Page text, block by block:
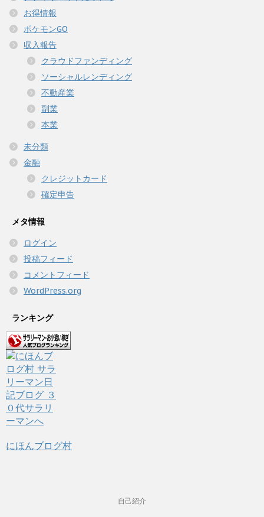
お得情報
ポケモンGO
収入報告
クラウドファンディング
ソーシャルレンディング
不動産業
副業
本業
未分類
金融
クレジットカード
確定申告
メタ情報
ログイン
投稿フィード
コメントフィード
WordPress.org
ランキング
にほんブログ村
自己紹介